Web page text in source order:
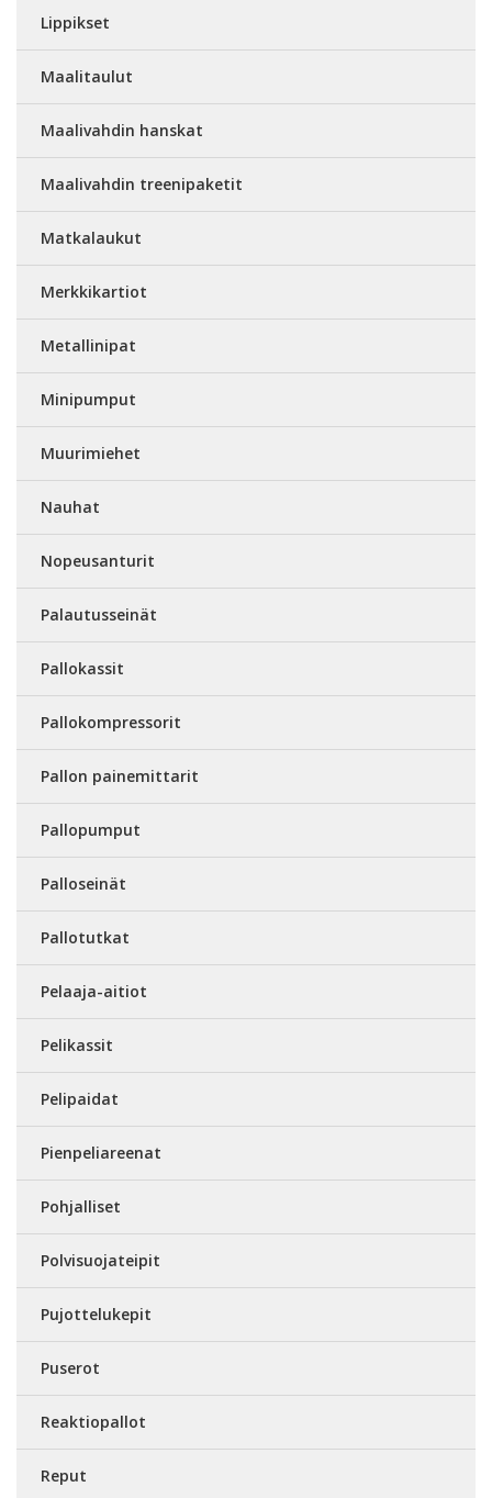
Lippikset
Maalitaulut
Maalivahdin hanskat
Maalivahdin treenipaketit
Matkalaukut
Merkkikartiot
Metallinipat
Minipumput
Muurimiehet
Nauhat
Nopeusanturit
Palautusseinät
Pallokassit
Pallokompressorit
Pallon painemittarit
Pallopumput
Palloseinät
Pallotutkat
Pelaaja-aitiot
Pelikassit
Pelipaidat
Pienpeliareenat
Pohjalliset
Polvisuojateipit
Pujottelukepit
Puserot
Reaktiopallot
Reput